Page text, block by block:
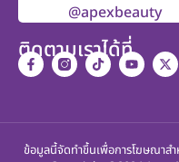
@apexbeauty
ติดตามเราได้ที่
ข้อมูลนี้จัดทำขึ้นเพื่อการโฆษณาส